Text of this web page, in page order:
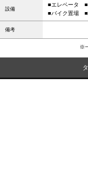
設備
■エレベータ
■バイク置場
備考
※